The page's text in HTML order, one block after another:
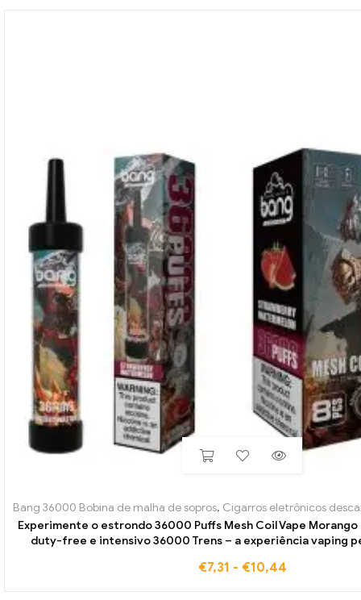
Bang 36000 Bobina de malha de sopros, Cigarros eletrônicos
Experimente o estrondo 36000 Puffs Mesh Coil Vape
duty-free e intensivo 36000 Trens – a experiência vaping
€7,31 - €10,44